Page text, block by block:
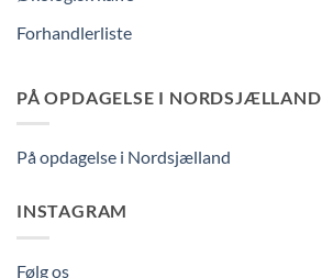
Forhandlerliste
PÅ OPDAGELSE I NORDSJÆLLAND
På opdagelse i Nordsjælland
INSTAGRAM
Følg os